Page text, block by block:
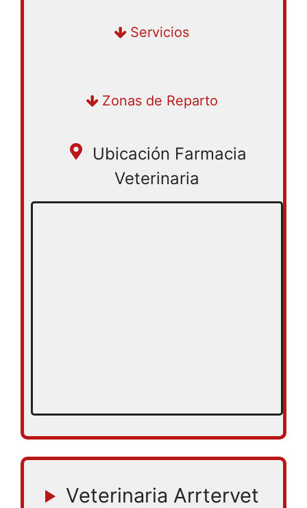
Servicios
Miraflores, San Isidro, Salamanca,
La Victoria, San Borja, Jesús María,
Ate, Breña, Lince, El Agustino, San
Zonas de Reparto
Ubicación Farmacia
Veterinaria
Veterinaria Arrtervet